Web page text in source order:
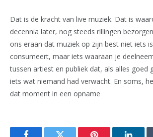
Dat is de kracht van live muziek. Dat is
decennia later, nog steeds rillingen
ons eraan dat muziek op zijn best niet iets
consumeert, maar iets waaraan je
tussen artiest en publiek dat, als alles goed
iets wat niemand had verwacht. En soms,
dat moment in een opname